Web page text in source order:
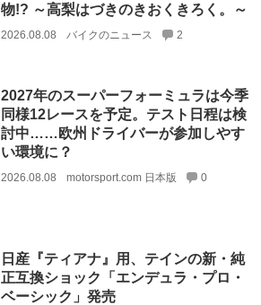
物!? ～高梨はづきのきおくきろく。～
2026.08.08 バイクのニュース 2
2027年のスーパーフォーミュラは今季
同様12レースを予定。テスト日程は検
討中……欧州ドライバーが参加しやす
い環境に？
2026.08.08 motorsport.com 日本版 0
日産『ティアナ』用、テインの新・純
正互換ショック「エンデュラ・プロ・
ベーシック」発売